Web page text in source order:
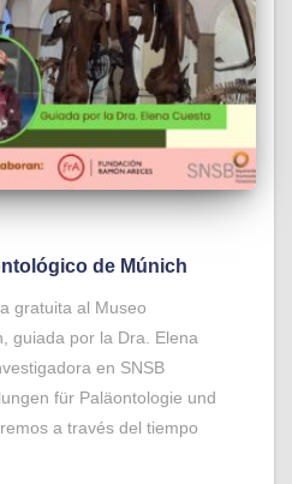
de Múnich
gratuita al Museo
guiada por la Dra. Elena
en SNSB
für Paläontologie und
a través del tiempo